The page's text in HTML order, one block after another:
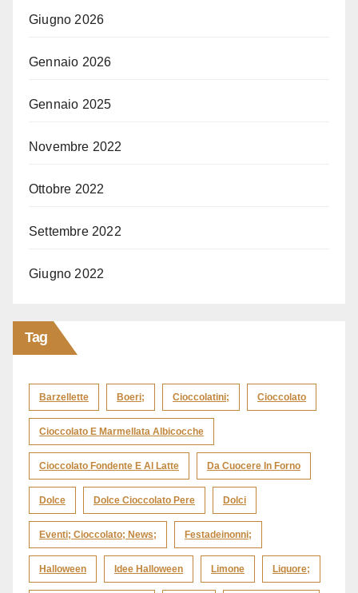
Giugno 2026
Gennaio 2026
Gennaio 2025
Novembre 2022
Ottobre 2022
Settembre 2022
Giugno 2022
Tag
Barzellette Boeri; Cioccolatini; Cioccolato
Cioccolato E Marmellata Albicocche
Cioccolato Fondente E Al Latte Da Cuocere In Forno
Dolce Dolce Cioccolato Pere Dolci
Eventi; Cioccolato; News; Festadeinonni;
Halloween Idee Halloween Limone Liquore;